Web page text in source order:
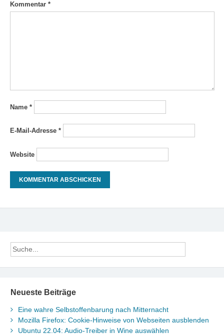
Kommentar *
Name *
E-Mail-Adresse *
Website
Neueste Beiträge
Eine wahre Selbstoffenbarung nach Mitternacht
Mozilla Firefox: Cookie-Hinweise von Webseiten ausblenden
Ubuntu 22.04: Audio-Treiber in Wine auswählen